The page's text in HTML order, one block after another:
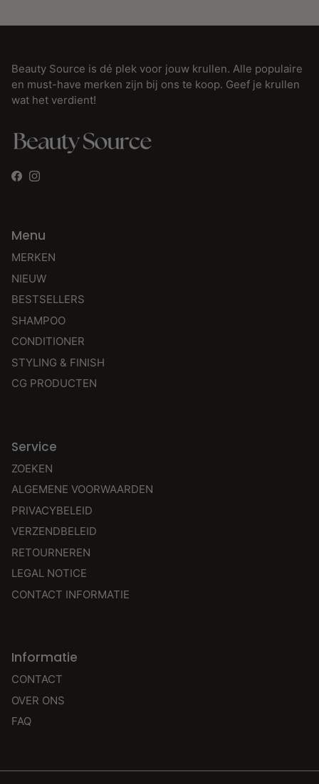
Beauty Source is dé plek voor jouw krullen. Alle populaire
en must-have merken zijn bij ons te koop. Geef je krullen
wat het verdient!
Facebook
Instagram
Menu
MERKEN
NIEUW
BESTSELLERS
SHAMPOO
CONDITIONER
STYLING & FINISH
CG PRODUCTEN
Service
ZOEKEN
ALGEMENE VOORWAARDEN
PRIVACYBELEID
VERZENDBELEID
RETOURNEREN
LEGAL NOTICE
CONTACT INFORMATIE
Informatie
CONTACT
OVER ONS
FAQ